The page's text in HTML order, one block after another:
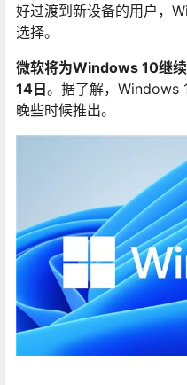
好过渡到新设备的用户，
选择。
微软将为Windows 10继
14日。据了解，Windows
晚些时候推出。